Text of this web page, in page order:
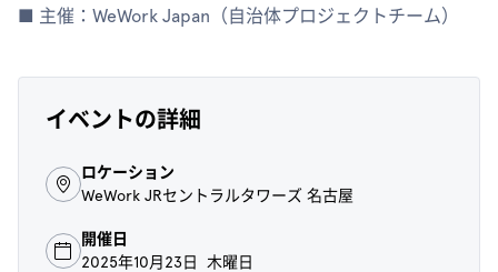
■ 主催：WeWork Japan（自治体プロジェクトチーム）
イベントの詳細
ロケーション
WeWork JRセントラルタワーズ 名古屋
開催日
2025年10月23日 木曜日